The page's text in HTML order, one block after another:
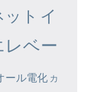
ト イ
レベー
ール電化 カ